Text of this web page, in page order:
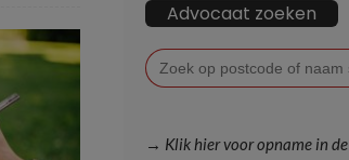
Advocaat zoeken
Zoek
naar:
→ Klik hier voor opname in de